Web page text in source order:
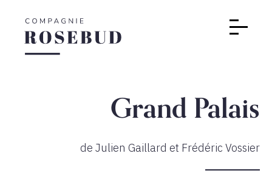
Grand Palais
de Julien Gaillard et Frédéric Vossier